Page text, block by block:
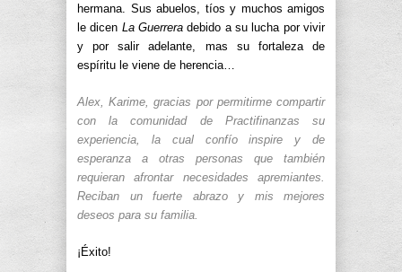
hermana. Sus abuelos, tíos y muchos amigos
le dicen La Guerrera debido a su lucha por vivir
y por salir adelante, mas su fortaleza de
espíritu le viene de herencia…
Alex, Karime, gracias por permitirme compartir
con la comunidad de Practifinanzas su
experiencia, la cual confío inspire y de
esperanza a otras personas que también
requieran afrontar necesidades apremiantes.
Reciban un fuerte abrazo y mis mejores
deseos para su familia.
¡Éxito!